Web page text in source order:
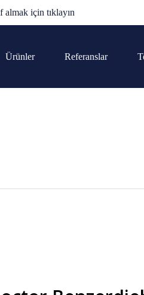
almak için tıklayın
Ürünler Referanslar